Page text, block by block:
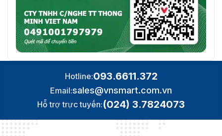
Hotline:093.6611.372
Email:sales@vnsmart.com.vn
Hỗ trợ trực tuyến:(024) 3.7824073